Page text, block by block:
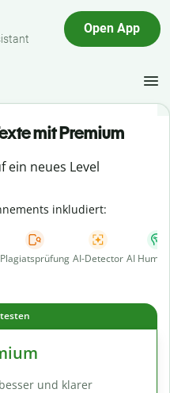
Open App
mit Premium
ein neues Level
inkludiert:
Plagiatsprüfung AI-Detector AI
und klarer